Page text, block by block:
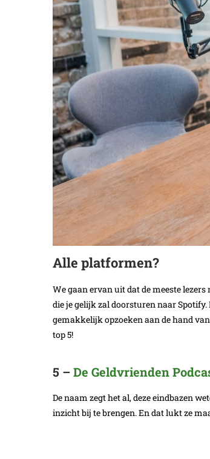
Alle platformen?
We gaan ervan uit dat de meeste
die je gelijk zal doorsturen naar
gemakkelijk opzoeken aan de hand
top 5!
5 –De Geldvrienden
De naam zegt het al, deze eindbazen
inzicht bij te brengen. En dat lukt ze